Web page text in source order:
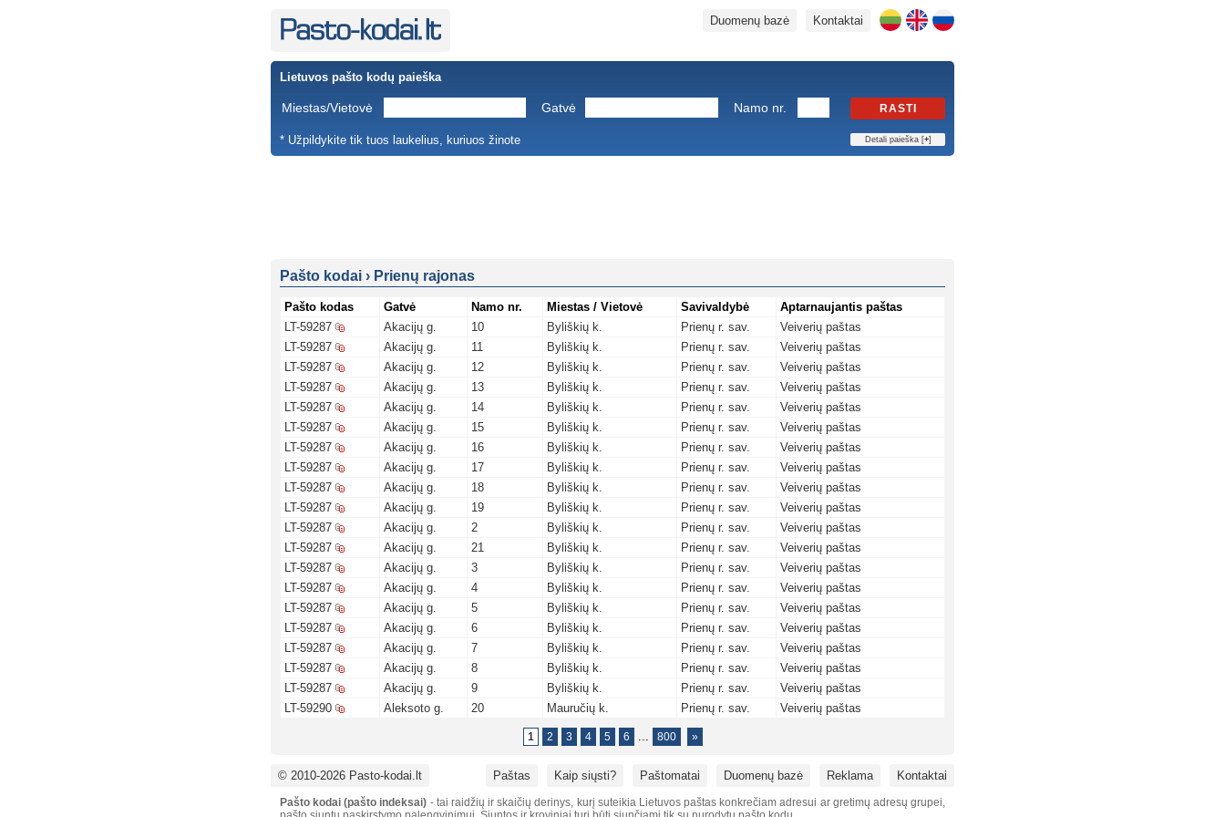
Kontaktai
Duomenų bazė
Lietuvos pašto kodų paieška
Miestas/Vietovė Gatvė Namo nr. RASTI
* Užpildykite tik tuos laukelius, kuriuos žinote Detali paieška [+]
Pašto kodai › Prienų rajonas
Pašto kodas Gatvė Namo nr. Miestas / Vietovė Savivaldybė
Aptarnaujantis paštas
LT-59287
Akacijų g. 10 Byliškių k. Prienų r. sav.
Veiverių paštas
LT-59287
Akacijų g. 11 Byliškių k. Prienų r. sav.
Veiverių paštas
LT-59287
Akacijų g. 12 Byliškių k. Prienų r. sav.
Veiverių paštas
LT-59287
Akacijų g. 13 Byliškių k. Prienų r. sav.
Veiverių paštas
LT-59287
Akacijų g. 14 Byliškių k. Prienų r. sav.
Veiverių paštas
LT-59287
Akacijų g. 15 Byliškių k. Prienų r. sav.
Veiverių paštas
LT-59287
Akacijų g. 16 Byliškių k. Prienų r. sav.
Veiverių paštas
LT-59287
Akacijų g. 17 Byliškių k. Prienų r. sav.
Veiverių paštas
LT-59287
Akacijų g. 18 Byliškių k. Prienų r. sav.
Veiverių paštas
LT-59287
Akacijų g. 19 Byliškių k. Prienų r. sav.
Veiverių paštas
LT-59287
Akacijų g. 2 Byliškių k. Prienų r. sav.
Veiverių paštas
LT-59287
Akacijų g. 21 Byliškių k. Prienų r. sav.
Veiverių paštas
LT-59287
Akacijų g. 3 Byliškių k. Prienų r. sav.
Veiverių paštas
LT-59287
Akacijų g. 4 Byliškių k. Prienų r. sav.
Veiverių paštas
LT-59287
Akacijų g. 5 Byliškių k. Prienų r. sav.
Veiverių paštas
LT-59287
Akacijų g. 6 Byliškių k. Prienų r. sav.
Veiverių paštas
LT-59287
Akacijų g. 7 Byliškių k. Prienų r. sav.
Veiverių paštas
LT-59287
Akacijų g. 8 Byliškių k. Prienų r. sav.
Veiverių paštas
LT-59287
Akacijų g. 9 Byliškių k. Prienų r. sav.
Veiverių paštas
LT-59290
Aleksoto g. 20 Mauručių k. Prienų r. sav. Veiverių paštas
1 2 3 4 5 6 ... 800 »
© 2010-2026 Pasto-kodai.lt Paštas Kaip siųsti? Paštomatai Duomenų bazė Reklama Kontaktai
Pašto kodai (pašto indeksai) - tai raidžių ir skaičių derinys, kurį suteikia Lietuvos paštas konkrečiam adresui ar gretimų adresų grupei,